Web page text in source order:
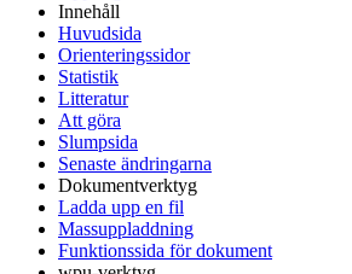
Innehåll
Huvudsida
Orienteringssidor
Statistik
Litteratur
Att göra
Slumpsida
Senaste ändringarna
Dokumentverktyg
Ladda upp en fil
Massuppladdning
Funktionssida för dokument